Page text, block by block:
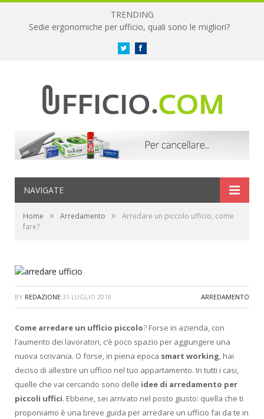
TRENDING
Sedie ergonomiche per ufficio, quali sono le migliori?
TwitterFacebook
NAVIGATE
Home » Arredamento »
Arredare un piccolo ufficio, come
fare?
BY REDAZIONE 31 LUGLIO 2018 ARREDAMENTO
Come arredare un ufficio piccolo? Forse in azienda, con
l’aumento dei lavoratori, c’è poco spazio per aggiungere una
nuova scrivania. O forse, in piena epoca smart working, hai
deciso di allestire un ufficio nel tuo appartamento. In tutti i casi,
quelle che vai cercando sono delle idee di arredamento per
piccoli uffici. Ebbene, sei arrivato nel posto giusto: quella che ti
proponiamo è una breve guida per arredare un ufficio fai da te in